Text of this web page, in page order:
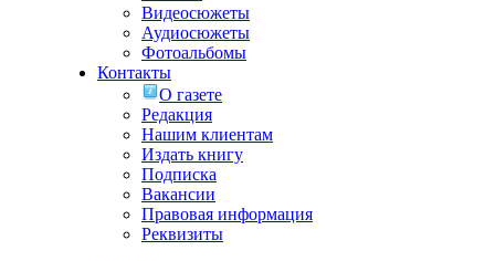
Видеосюжеты
Аудиосюжеты
Фотоальбомы
Контакты
О газете
Редакция
Нашим клиентам
Издать книгу
Подписка
Вакансии
Правовая информация
Реквизиты